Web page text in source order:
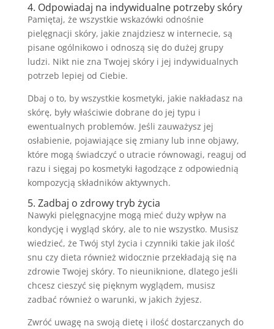
4. Odpowiadaj na indywidualne potrzeby skóry
Pamiętaj, że wszystkie wskazówki odnośnie
pielęgnacji skóry, jakie znajdziesz w internecie, są
pisane ogólnikowo i odnoszą się do dużej grupy
ludzi. Nikt nie zna Twojej skóry i jej indywidualnych
potrzeb lepiej od Ciebie.
Dbaj o to, by wszystkie kosmetyki, jakie nakładasz na
skórę, były właściwie dobrane do jej typu i
ewentualnych problemów. Jeśli zauważysz jej
osłabienie, pojawiające się zmiany lub inne objawy,
które mogą świadczyć o utracie równowagi, reaguj od
razu i sięgaj po kosmetyki łagodzące z odpowiednią
kompozycją składników aktywnych.
5. Zadbaj o zdrowy tryb życia
Nawyki pielęgnacyjne mogą mieć duży wpływ na
kondycję i wygląd skóry, ale to nie wszystko. Musisz
wiedzieć, że Twój styl życia i czynniki takie jak ilość
snu czy dieta również widocznie przekładają się na
zdrowie Twojej skóry. To nieuniknione, dlatego jeśli
chcesz cieszyć się pięknym wyglądem, musisz
zadbać również o warunki, w jakich żyjesz.
Zwróć uwagę na swoją dietę i ilość dostarczanych do